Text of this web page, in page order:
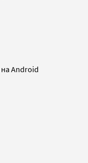
Android